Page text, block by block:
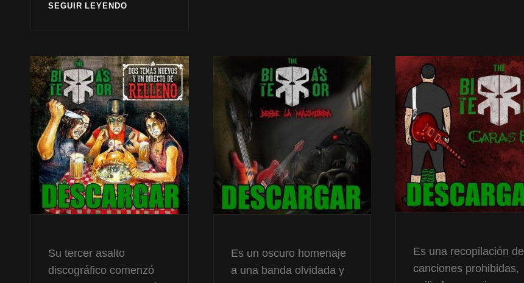
SEGUIR LEYENDOEL
Su tercer asalto
discográfico comenzó
Es un oscuro homenaje
a una banda olvidada y
Es una recopilación de
canciones prohibidas,